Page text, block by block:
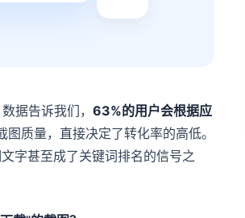
据告诉我们， 63%的用户会根据应
质量，直接决定了转化率的高低。
字甚至成了关键词排名的信号之